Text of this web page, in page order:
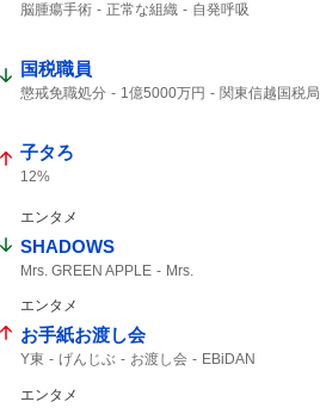
脳腫瘍手術 正常な組織
自発呼吸
極めて重大な事態
医療事故
MBSニュース
国税職員
懲戒免職処分 1億5000万円
関東信越国税局
子タろ
12%
エンタメ
SHADOWS
Mrs. GREEN APPLE Mrs.
エンタメ
お手紙お渡し会
Y東 げんじぶ お渡し会 EBiDAN
エンタメ